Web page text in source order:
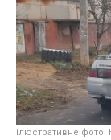
ілюстративне фото: